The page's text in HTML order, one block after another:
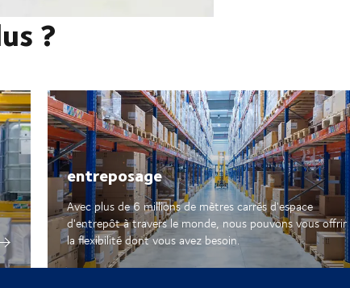
?
entreposage
Avec plus de 6 millions de mètres carrés d'espace
d'entrepôt à travers le monde, nous pouvons vous offrir
la flexibilité dont vous avez besoin.